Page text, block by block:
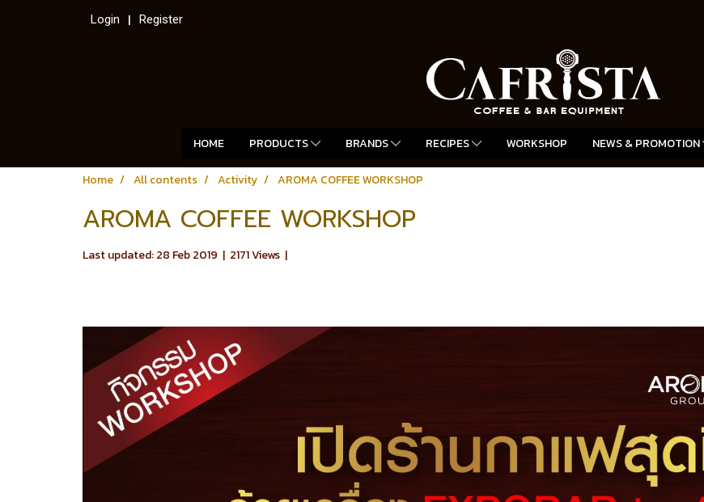
Login Register
HOME PRODUCTS BRANDS RECIPES WORKSHOP NEWS & PROMOTION
Home All contents Activity AROMA COFFEE WORKSHOP
AROMA COFFEE WORKSHOP
Last updated: 28 Feb 2019 | 2171 Views |